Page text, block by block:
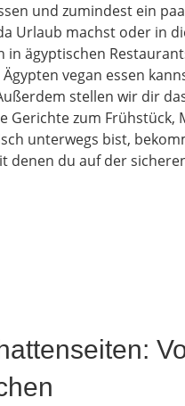
und zumindest ein
Urlaub machst oder in
in ägyptischen
vegan essen
stellen wir dir
Gerichte zum
unterwegs bist,
denen du auf der